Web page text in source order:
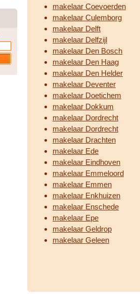
makelaar Coevoerden
makelaar Culemborg
makelaar Delft
makelaar Delfzijl
makelaar Den Bosch
makelaar Den Haag
makelaar Den Helder
makelaar Deventer
makelaar Doetichem
makelaar Dokkum
makelaar Dordrecht
makelaar Dordrecht
makelaar Drachten
makelaar Ede
makelaar Eindhoven
makelaar Emmeloord
makelaar Emmen
makelaar Enkhuizen
makelaar Enschede
makelaar Epe
makelaar Geldrop
makelaar Geleen